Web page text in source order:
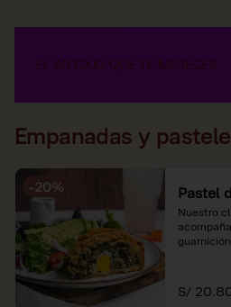
Empanadas y
-20% Pastel
Nuestro
guarnición.
S/